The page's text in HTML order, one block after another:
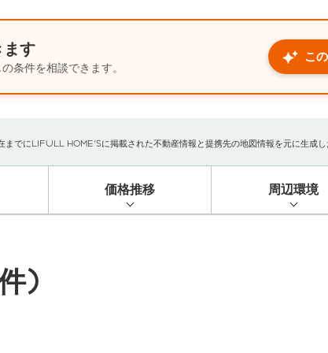
ます
条件を相談できます。
こ
までにLIFULL HOME'Sに掲載された不動産情報と提携先の地図情報を元に生成
価格推移 周辺環境
)